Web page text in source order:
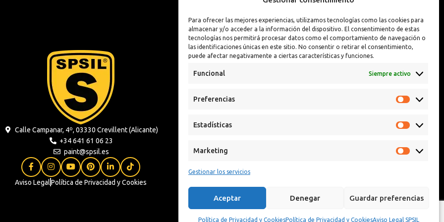
Para ofrecer las mejores experiencias, utilizamos tecnologías como las cookies para
almacenar y/o acceder a la información del dispositivo. El consentimiento de estas
tecnologías nos permitirá procesar datos como el comportamiento de navegación o
las identificaciones únicas en este sitio. No consentir o retirar el consentimiento,
puede afectar negativamente a ciertas características y funciones.
Funcional Siempre activo
Preferencias
Estadísticas
Marketing
Gestionar los servicios
Aceptar Denegar Guardar preferencias
Política de Privacidad y CookiesPolítica de Privacidad y CookiesAviso Legal SPSIL
Interior y Exterior PREMIUM Reparador de
Calle Campanar, 4º, 03330 Crevillent (Alicante)
+34 641 61 06 23
paint@spsil.es
Aviso LegalPolítica de Privacidad y Cookies